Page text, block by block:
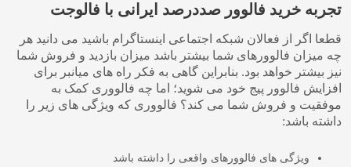
تجربه خرید فالوور صددرصد ایرانی با فالوجت
قطعا اگر از فعالان شبکه اجتماعی اینستاگرام باشید می دانید هر
چه میزان فالوورهای شما بیشتر باشد میزان بازدید و فروش شما
نیز بیشتر خواهد بود. بنابراین گاهی به فکر راه های میانبر برای
افزایش فالوور پیج خود می شوید؛ اما چه فالووری کمک به
موفقیت و فروش شما می کند؟ فالووری که ویژگی های زیر را
داشته باشد:
ویژگی های فالوورهای واقعی را داشته باشد